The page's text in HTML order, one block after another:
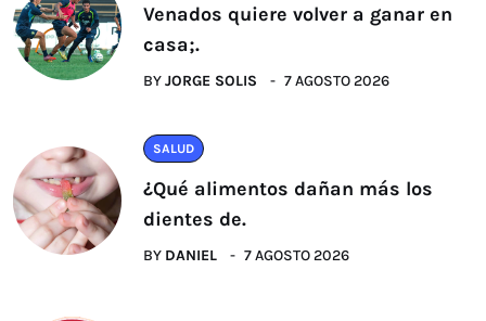
Venados quiere volver a ganar en
casa;.
BYJORGE SOLIS 7 AGOSTO 2026
SALUD
¿Qué alimentos dañan más los
dientes de.
BY DANIEL 7 AGOSTO 2026